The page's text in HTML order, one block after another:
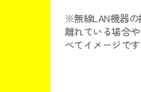
※無線LAN機器の
離れている場合
べてイメージで